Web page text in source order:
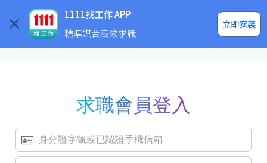
1111找工作 APP
精準媒合高效求職
立即安裝
企業求才
求職會員登入